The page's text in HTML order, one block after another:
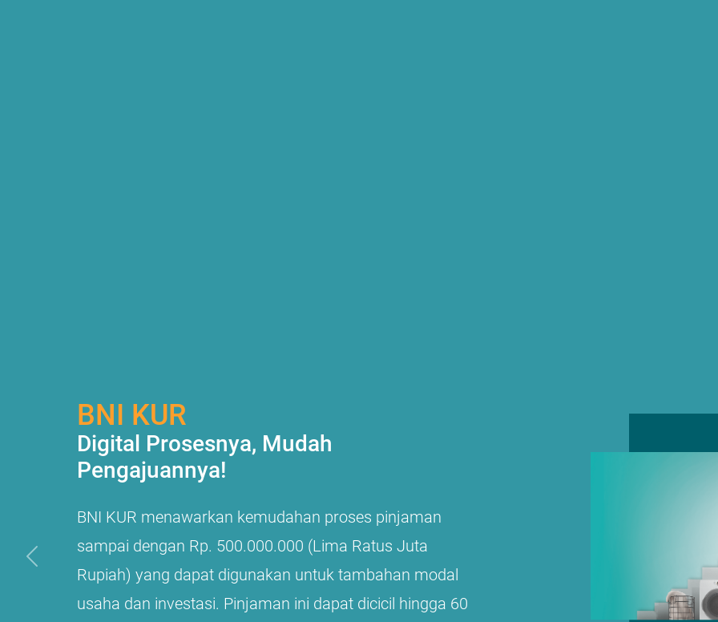
BNI KUR
Digital Prosesnya, Mudah
Pengajuannya!
BNI KUR menawarkan kemudahan proses pinjaman
sampai dengan Rp. 500.000.000 (Lima Ratus Juta
Rupiah) yang dapat digunakan untuk tambahan modal
usaha dan investasi. Pinjaman ini dapat dicicil hingga 60
Previous